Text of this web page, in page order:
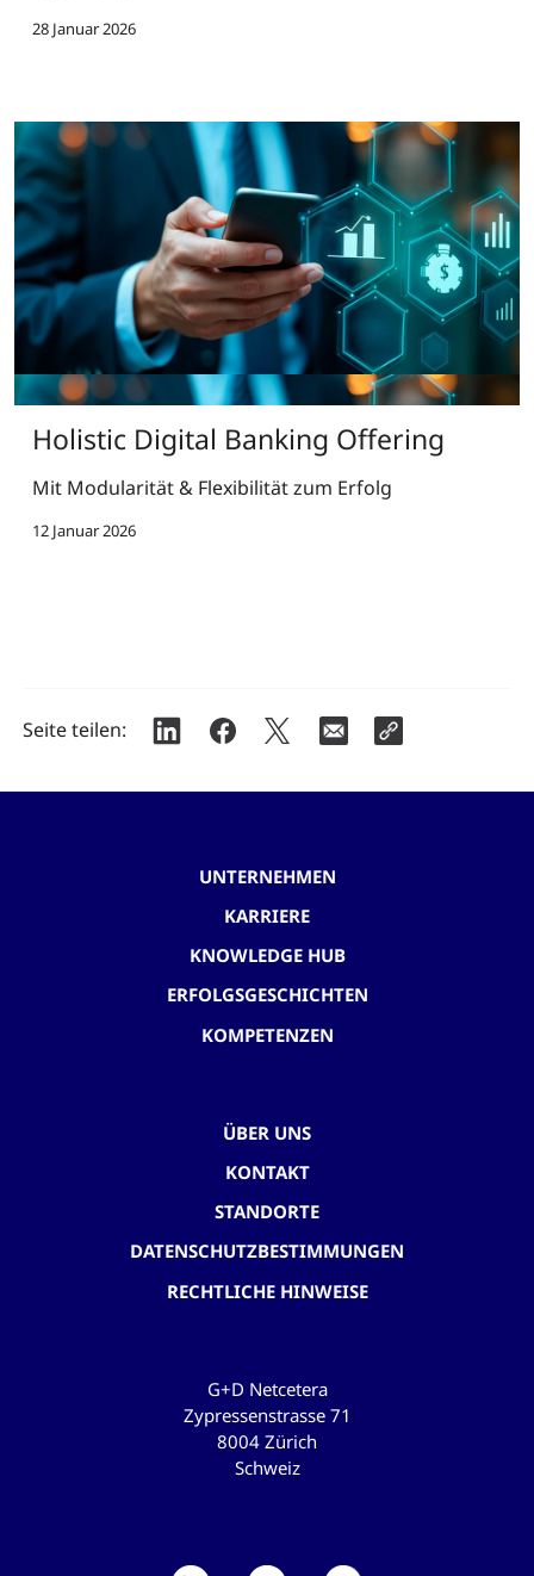
28 Januar 2026
Holistic Digital Banking Offering
Mit Modularität & Flexibilität zum Erfolg
12 Januar 2026
Seite teilen:
UNTERNEHMEN
KARRIERE
KNOWLEDGE HUB
ERFOLGSGESCHICHTEN
KOMPETENZEN
ÜBER UNS
KONTAKT
STANDORTE
DATENSCHUTZBESTIMMUNGEN
RECHTLICHE HINWEISE
G+D Netcetera
Zypressenstrasse 71
8004 Zürich
Schweiz